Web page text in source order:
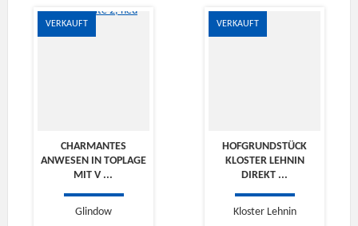
VERKAUFT
CHARMANTES
ANWESEN IN TOPLAGE
MIT V ...
Glindow
VERKAUFT
HOFGRUNDSTÜCK
KLOSTER LEHNIN
DIREKT ...
Kloster Lehnin